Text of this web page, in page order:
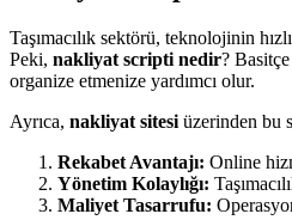
Taşımacılık sektörü, teknolojinin
Peki, nakliyat scripti nedir?
organize etmenize yardımcı olur.
Ayrıca, nakliyat sitesi üzerinden bu
Rekabet Avantajı: Online
Yönetim Kolaylığı:
Maliyet Tasarrufu: